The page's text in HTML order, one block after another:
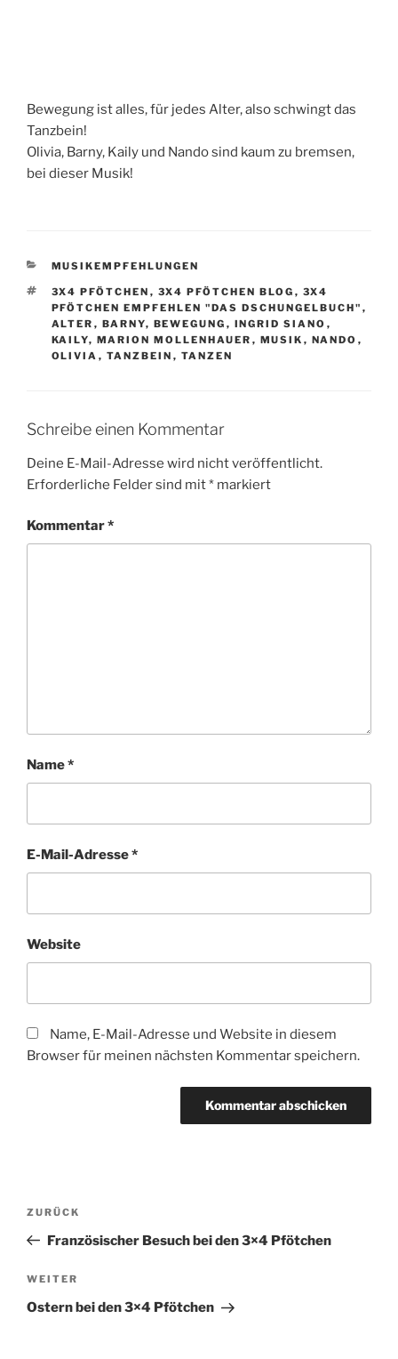
Bewegung ist alles, für jedes Alter, also schwingt das
Tanzbein!
Olivia, Barny, Kaily und Nando sind kaum zu bremsen,
bei dieser Musik!
KATEGORIEN
MUSIKEMPFEHLUNGEN
SCHLAGWÖRTER
3X4 PFÖTCHEN , 3X4 PFÖTCHEN BLOG , 3X4
PFÖTCHEN EMPFEHLEN "DAS DSCHUNGELBUCH" ,
ALTER , BARNY, BEWEGUNG , INGRID SIANO ,
KAILY, MARION MOLLENHAUER , MUSIK , NANDO ,
OLIVIA , TANZBEIN , TANZEN
Schreibe einen Kommentar
Deine E-Mail-Adresse wird nicht veröffentlicht.
Erforderliche Felder sind mit* markiert
Kommentar*
Name*
E-Mail-Adresse*
Website
Name, E-Mail-Adresse und Website in diesem
Browser für meinen nächsten Kommentar speichern.
Beitragsnavigation
Vorheriger
Beitrag
ZURÜCK
Französischer Besuch bei den 3×4 Pfötchen
Nächster
Beitrag
WEITER
Ostern bei den 3×4 Pfötchen